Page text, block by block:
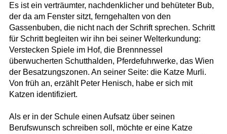
Es ist ein verträumter, nachdenklicher und behüteter Bub,
der da am Fenster sitzt, ferngehalten von den
Gassenbuben, die nicht nach der Schrift sprechen. Schritt
für Schritt begleiten wir ihn bei seiner Welterkundung:
Verstecken Spiele im Hof, die Brennnessel
überwucherten Schutthalden, Pferdefuhrwerke, das Wien
der Besatzungszonen. An seiner Seite: die Katze Murli.
Von früh an, erzählt Peter Henisch, habe er sich mit
Katzen identifiziert.
Als er in der Schule einen Aufsatz über seinen
Berufswunsch schreiben soll, möchte er eine Katze